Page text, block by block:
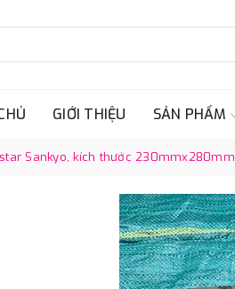
GIỚI THIỆU SẢN PHẨM
Sankyo, kích thước 230mmx280mm